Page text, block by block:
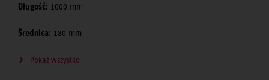
Długość: 1000 mm
Średnica: 180 mm
Pokaż wszystko